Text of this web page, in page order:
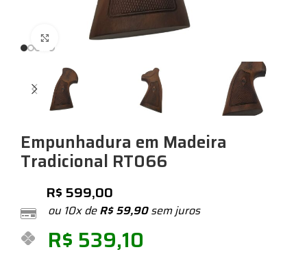
Expandir
Empunhadura em Madeira
Tradicional RT066
R$ 599,00
ou 10x deR$59,90sem juros
R$ 539,10